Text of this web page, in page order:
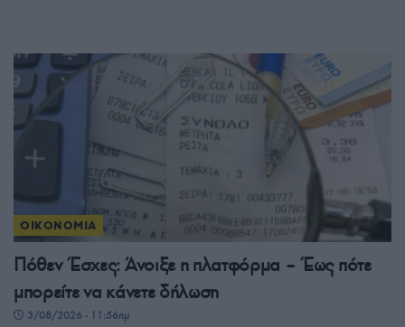
ΟΙΚΟΝΟΜΙΑ
Πόθεν Έσχες: Άνοιξε η πλατφόρμα – Έως πότε
μπορείτε να κάνετε δήλωση
3/08/2026 - 11:56πμ